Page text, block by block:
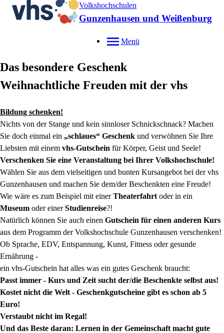
Volkshochschulen
Gunzenhausen und Weißenburg
Menü
Das besondere Geschenk
Weihnachtliche Freuden mit der vhs
Bildung schenken!
Nichts von der Stange und kein sinnloser Schnickschnack? Machen
Sie doch einmal ein „schlaues“ Geschenk und verwöhnen Sie Ihre
Liebsten mit einem vhs-Gutschein für Körper, Geist und Seele!
Verschenken Sie eine Veranstaltung bei Ihrer Volkshochschule!
Wählen Sie aus dem vielseitigen und bunten Kursangebot bei der vhs
Gunzenhausen und machen Sie dem/der Beschenkten eine Freude!
Wie wäre es zum Beispiel mit einerTheaterfahrt oder in ein
Museum oder einerStudienreise?!
Natürlich können Sie auch einen Gutschein für einen anderen Kurs
aus dem Programm der Volkshochschule Gunzenhausen verschenken!
Ob Sprache, EDV, Entspannung, Kunst, Fitness oder gesunde
Ernährung -
ein vhs-Gutschein hat alles was ein gutes Geschenk braucht:
Passt immer - Kurs und Zeit sucht der/die Beschenkte selbst aus!
Kostet nicht die Welt - Geschenkgutscheine gibt es schon ab 5
Euro!
Verstaubt nicht im Regal!
Und das Beste daran: Lernen in der Gemeinschaft macht gute